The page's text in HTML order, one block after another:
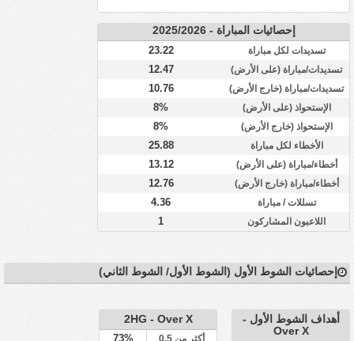
إحصائيات المباراة - 2025/2026
تسديدات لكل مباراة 23.22
تسديدات/مباراة (على الأرض) 12.47
تسديدات/مباراة (خارج الأرض) 10.76
الإستحواذ (على الأرض) 8%
الإستحواذ (خارج الأرض) 8%
الأخطاء لكل مباراة 25.88
أخطاء/مباراة (على الأرض) 13.12
أخطاء/مباراة (خارج الأرض) 12.76
تسللات / مباراة 4.36
اللاعبون المشاركون 1
إحصائيات الشوط الأول (الشوط الأول/ الشوط الثاني)
أهداف الشوط الأول -
Over X
2HG - Over X
أكثر من 0.5 73%